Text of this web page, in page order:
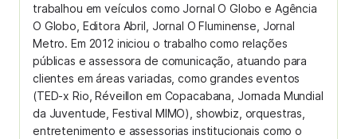
trabalhou em veículos como Jornal O Globo e Agência
O Globo, Editora Abril, Jornal O Fluminense, Jornal
Metro. Em 2012 iniciou o trabalho como relações
públicas e assessora de comunicação, atuando para
clientes em áreas variadas, como grandes eventos
(TED-x Rio, Réveillon em Copacabana, Jornada Mundial
da Juventude, Festival MIMO), showbiz, orquestras,
entretenimento e assessorias institucionais como o